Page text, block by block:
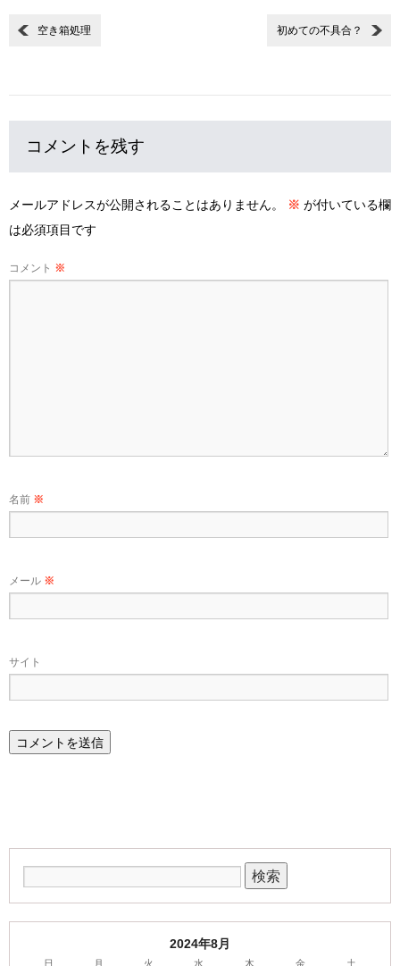
空き箱処理 初めての不具合？
コメントを残す
メールアドレスが公開されることはありません。 ※ が付いている欄
は必須項目です
コメント ※
名前 ※
メール ※
サイト
2024年8月
日 月 火 水 木 金 土